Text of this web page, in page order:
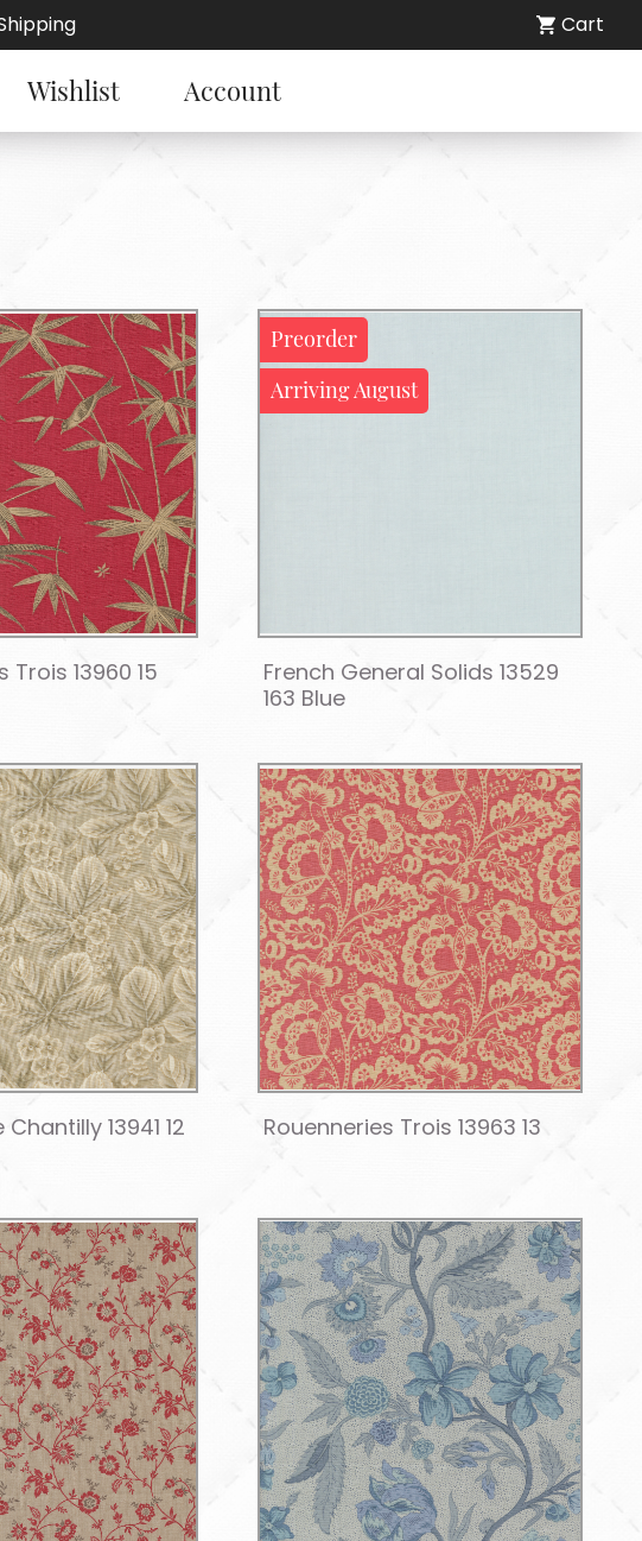
Cart
Wishlist Account
Trois 13960 15
Preorder
Arriving August
French General Solids 13529
163 Blue
13941 12 Rouenneries Trois 13963 13